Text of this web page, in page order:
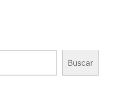
Buscar